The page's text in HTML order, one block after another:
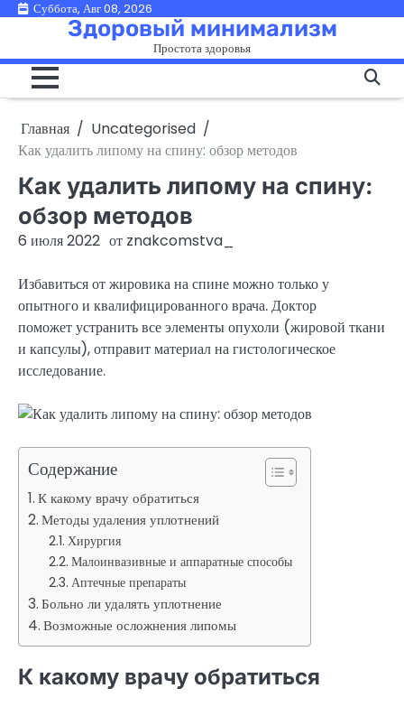
ПерейтиСуббота, Авг 08, 2026
Здоровый минимализм
Простота здоровья
Главная
Uncategorised
Как удалить липому на спину: обзор методов
Как удалить липому на спину:
обзор методов
6 июля 2022 от znakcomstva_
Избавиться от жировика на спине можно только у
опытного и квалифицированного врача. Доктор
поможет устранить все элементы опухоли (жировой ткани
и капсулы), отправит материал на гистологическое
исследование.
Содержание
К какому врачу обратиться
Методы удаления уплотнений
Хирургия
Малоинвазивные и аппаратные способы
Аптечные препараты
Больно ли удалять уплотнение
Возможные осложнения липомы
К какому врачу обратиться